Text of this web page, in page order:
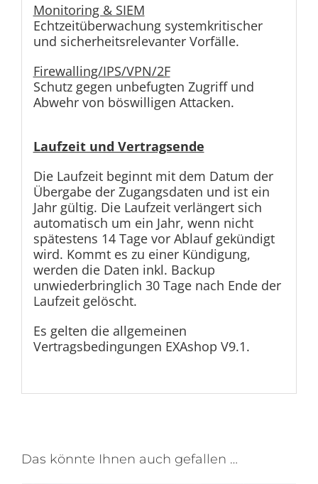
Monitoring & SIEM
Echtzeitüberwachung systemkritischer
und sicherheitsrelevanter Vorfälle.
Firewalling/IPS/VPN/2F
Schutz gegen unbefugten Zugriff und
Abwehr von böswilligen Attacken.
Laufzeit und Vertragsende
Die Laufzeit beginnt mit dem Datum der
Übergabe der Zugangsdaten und ist ein
Jahr gültig. Die Laufzeit verlängert sich
automatisch um ein Jahr, wenn nicht
spätestens 14 Tage vor Ablauf gekündigt
wird. Kommt es zu einer Kündigung,
werden die Daten inkl. Backup
unwiederbringlich 30 Tage nach Ende der
Laufzeit gelöscht.
Es gelten die allgemeinen
Vertragsbedingungen EXAshop V9.1.
Das könnte Ihnen auch gefallen …